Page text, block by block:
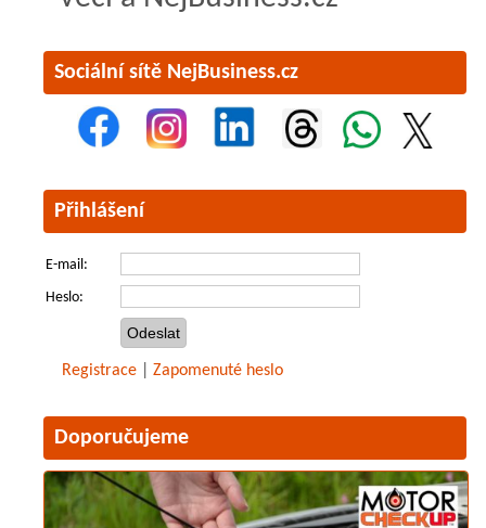
Sociální sítě NejBusiness.cz
Přihlášení
E-mail:
Heslo:
Registrace Zapomenuté heslo
Doporučujeme